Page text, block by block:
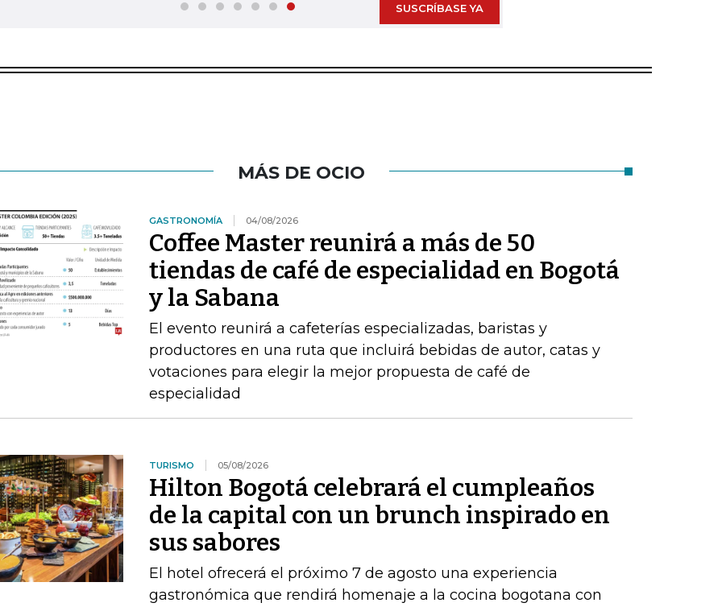
SUSCRÍBASE YA
MÁS DE OCIO
GASTRONOMÍA 04/08/2026
Coffee Master reunirá a más de 50
tiendas de café de especialidad en Bogotá
y la Sabana
El evento reunirá a cafeterías especializadas, baristas y
productores en una ruta que incluirá bebidas de autor, catas y
votaciones para elegir la mejor propuesta de café de
especialidad
TURISMO 05/08/2026
Hilton Bogotá celebrará el cumpleaños
de la capital con un brunch inspirado en
sus sabores
El hotel ofrecerá el próximo 7 de agosto una experiencia
gastronómica que rendirá homenaje a la cocina bogotana con